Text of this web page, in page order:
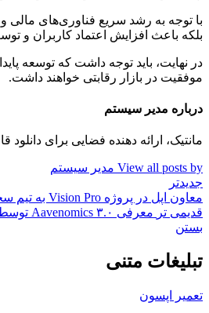
بلکه باعث افزایش اعتماد کاربران و
موفقیت در بازار رقابتی خواهند داشت.
درباره مدیر سیستم
مانتیک، ارائه دهنده فضایی برای
View all posts by مدیر سیستم
جدیدتر
معاون اپل در پروژه Vision Pro به تیم سخت‌افزاری OpenAI می‌پیوندد
قدیمی تر معرفی Aavenomics ۳.۰ توسط بنیان‌گذار آوه برای توزیع خودکار درآمد به دارندگان AAVE
بستن
تبلیغات متنی
تعمیر اپسون